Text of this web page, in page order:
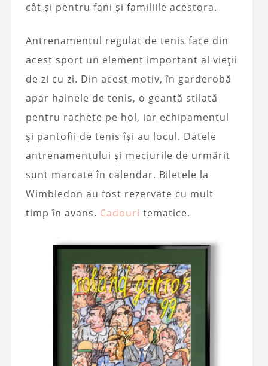
cât și pentru fani și familiile acestora.
Antrenamentul regulat de tenis face din
acest sport un element important al vieții
de zi cu zi. Din acest motiv, în garderobă
apar hainele de tenis, o geantă stilată
pentru rachete pe hol, iar echipamentul
și pantofii de tenis își au locul. Datele
antrenamentului și meciurile de urmărit
sunt marcate în calendar. Biletele la
Wimbledon au fost rezervate cu mult
timp în avans. Cadouri tematice.